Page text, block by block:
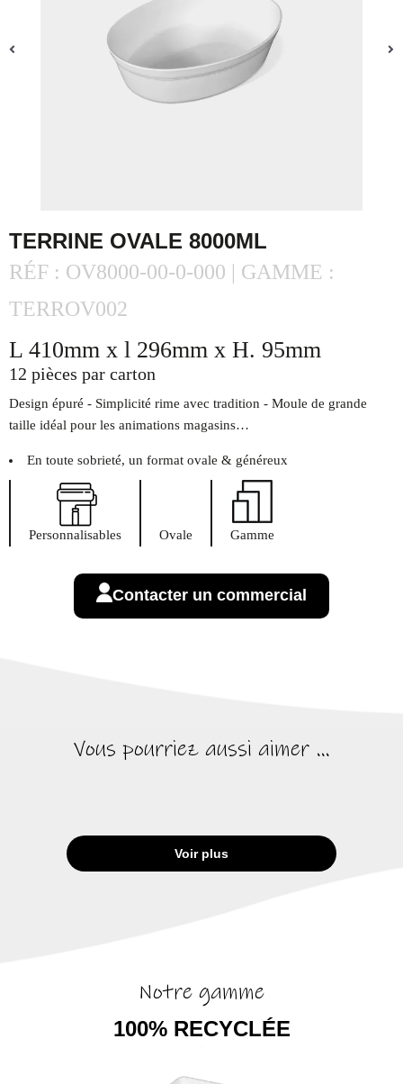
TERRINE OVALE 8000ML
RÉF : OV8000-00-0-000 | GAMME :
TERROV002
L 410mm x l 296mm x H. 95mm
12 pièces par carton
Design épuré - Simplicité rime avec tradition - Moule de grande
taille idéal pour les animations magasins…
En toute sobrieté, un format ovale & généreux
Personnalisables Ovale Gamme
Contacter un commercial
Vous pourriez aussi aimer ...
Voir plus
Notre gamme
100% RECYCLÉE